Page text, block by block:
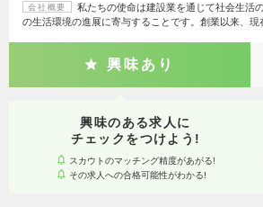
会社概要
私たちの使命は建設業を通じて社会生活
の生活環境の進展に寄与することです。創業以来、現
興味あり
興味のある求人に
チェックをつけよう!
スカウトのマッチング精度があがる!
その求人への合格可能性がわかる!